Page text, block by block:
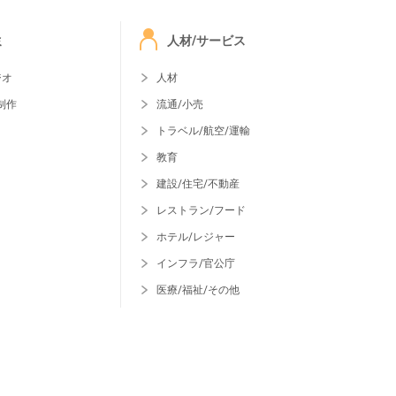
作
人材/サービス
人材
流通/小売
トラベル/航空/運輸
教育
建設/住宅/不動産
レストラン/フード
ホテル/レジャー
インフラ/官公庁
医療/福祉/その他